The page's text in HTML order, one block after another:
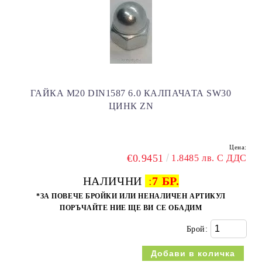
ГАЙКА M20 DIN1587 6.0 КАЛПАЧАТА SW30
ЦИНК ZN
Цена:
€0.9451 1.8485 лв. С ДДС
НАЛИЧНИ :7 БР.
*ЗА ПОВЕЧЕ БРОЙКИ ИЛИ НЕНАЛИЧЕН АРТИКУЛ
ПОРЪЧАЙТЕ НИЕ ЩЕ ВИ СЕ ОБАДИМ
Брой: